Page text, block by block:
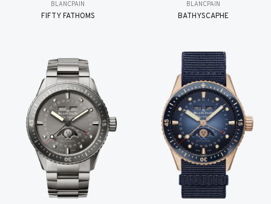
BLANCPAIN
FIFTY FATHOMS
BLANCPAIN
BATHYSCAPHE